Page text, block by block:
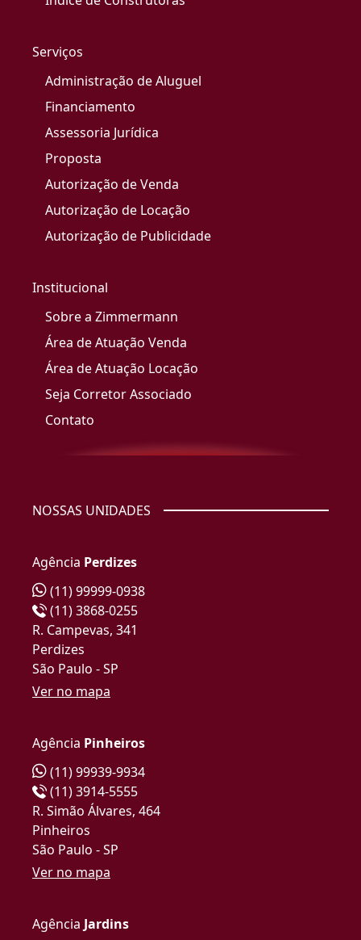
Serviços
Administração de Aluguel
Financiamento
Assessoria Jurídica
Proposta
Autorização de Venda
Autorização de Locação
Autorização de Publicidade
Institucional
Sobre a Zimmermann
Área de Atuação Venda
Área de Atuação Locação
Seja Corretor Associado
Contato
NOSSAS UNIDADES
Agência Perdizes
(11) 99999-0938
(11) 3868-0255
R. Campevas, 341
Perdizes
São Paulo - SP
Ver no mapa
Agência Pinheiros
(11) 99939-9934
(11) 3914-5555
R. Simão Álvares, 464
Pinheiros
São Paulo - SP
Ver no mapa
Agência Jardins